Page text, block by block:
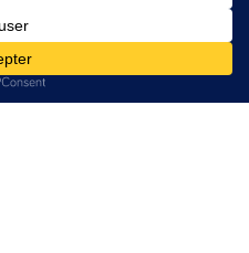
Liens Utiles
Politique de confidentialité
Conditions générales de